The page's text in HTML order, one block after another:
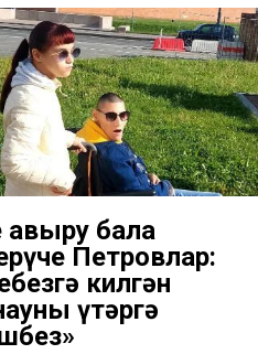
авыру бала
Петровлар:
килгән
үтәргә